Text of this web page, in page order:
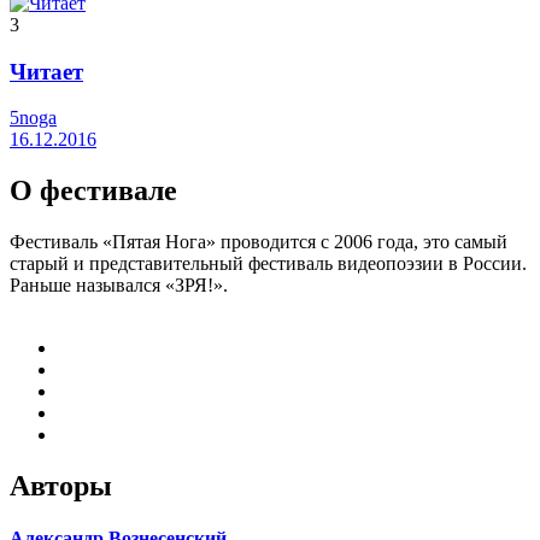
3
Читает
5noga
16.12.2016
О фестивале
Фестиваль «Пятая Нога» проводится с 2006 года, это самый
старый и представительный фестиваль видеопоэзии в России.
Раньше назывался «ЗРЯ!».
Авторы